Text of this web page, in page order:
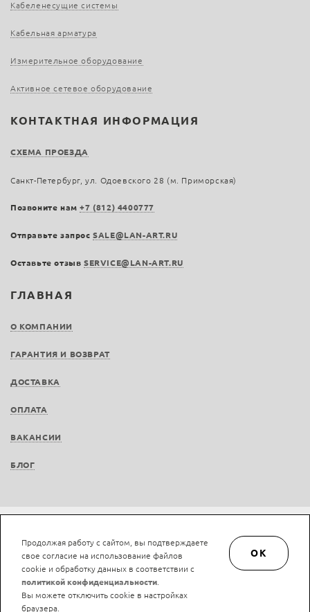
ГЛАВНАЯ
О КОМПАНИИ
ГАРАНТИЯ И ВОЗВРАТ
ДОСТАВКА
ОПЛАТА
ВАКАНСИИ
БЛОГ
Кабеленесущие системы
Кабельная арматура
Измерительное оборудование
Активное сетевое оборудование
КОНТАКТНАЯ ИНФОРМАЦИЯ
СХЕМА ПРОЕЗДА
Санкт-Петербург, ул. Одоевского 28 (м. Приморская)
Позвоните нам+7 (812) 4400777
Отправьте запросSALE@LAN-ART.RU
Оставьте отзыв SERVICE@LAN-ART.RU
Не является публичной офертой © LAN-art.ru, 2013—2026. Все права защищены.
Политика конфиденциальности.
Положение об обработке и защите персональных
данных.
Продолжая работу с сайтом, вы подтверждаете
свое согласие на использование файлов
cookie и обработку данных в соответствии с
политикой конфиденциальности
Вы можете отключить cookie в настройках
браузера.
OK